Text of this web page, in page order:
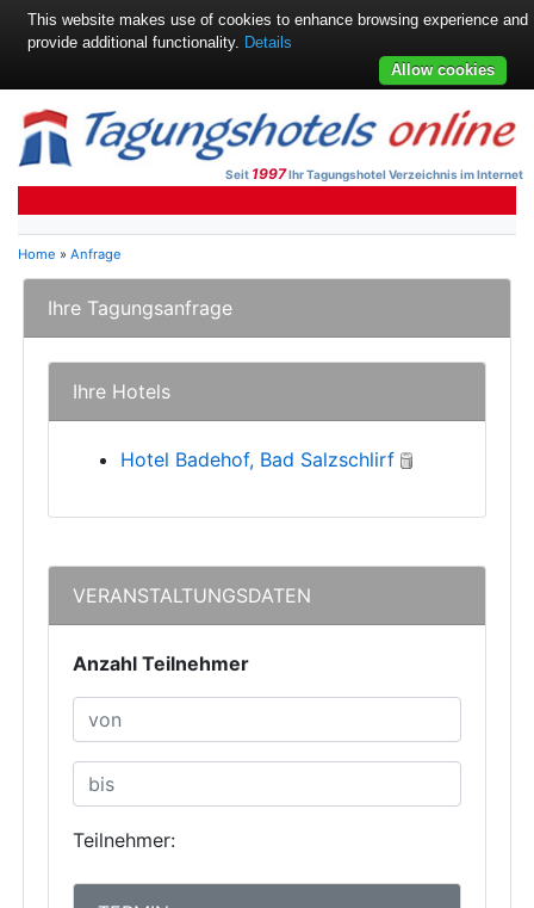
Seit 1997Ihr Tagungshotel Verzeichnis im Internet
Home » Anfrage
Ihre Tagungsanfrage
Ihre Hotels
Hotel Badehof, Bad Salzschlirf
VERANSTALTUNGSDATEN
Anzahl Teilnehmer
Teilnehmer:
This website makes use of cookies to enhance browsing experience and
provide additional functionality. Details
Allow cookies